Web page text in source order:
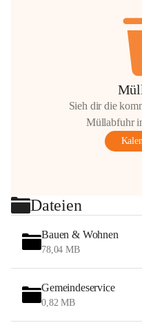
Sieh dir die
Müllabfuhr
Dateien
Bauen & Wohnen
78,04 MB
Gemeindeservice
0,82 MB